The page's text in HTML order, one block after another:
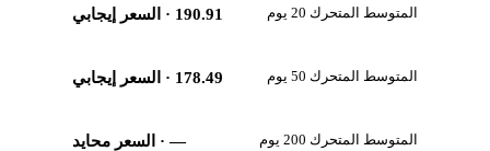
المتوسط المتحرك 20 يوم 190.91· السعر إيجابي
المتوسط المتحرك 50 يوم 178.49· السعر إيجابي
المتوسط المتحرك 200 يوم —· السعر محايد